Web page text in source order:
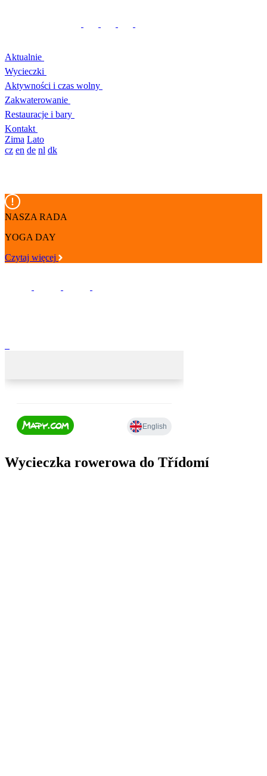
Aktualnie
Wycieczki
Aktywności i czas wolny
Zakwaterowanie
Restauracje i bary
Kontakt
Zima Lato
cz en de nl dk
NASZA RADA
YOGA DAY
Czytaj więcej
Wycieczka rowerowa do Třídomí